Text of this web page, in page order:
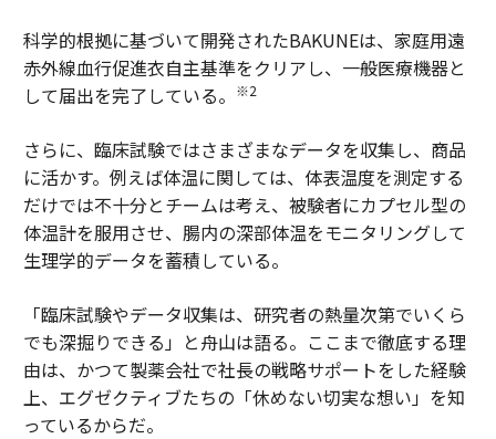
科学的根拠に基づいて開発されたBAKUNEは、家庭用遠
赤外線血行促進衣自主基準をクリアし、一般医療機器と
して届出を完了している。
※2
さらに、臨床試験ではさまざまなデータを収集し、商品
に活かす。例えば体温に関しては、体表温度を測定する
だけでは不十分とチームは考え、被験者にカプセル型の
体温計を服用させ、腸内の深部体温をモニタリングして
生理学的データを蓄積している。
「臨床試験やデータ収集は、研究者の熱量次第でいくら
でも深掘りできる」と舟山は語る。ここまで徹底する理
由は、かつて製薬会社で社長の戦略サポートをした経験
上、エグゼクティブたちの「休めない切実な想い」を知
っているからだ。